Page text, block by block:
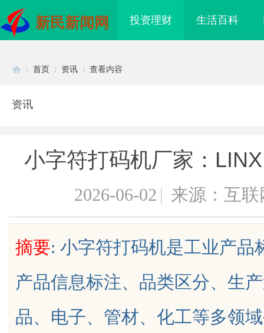
新民新闻网 投资理财 生活百科
首页 资讯 查看内容
资讯
小字符打码机厂家：
2026-06-02 | 来源：互联
摘要: 小字符打码机是工业产品
产品信息标注、品类区分、生
品、电子、管材、化工等多领
投资前景与市场潜力